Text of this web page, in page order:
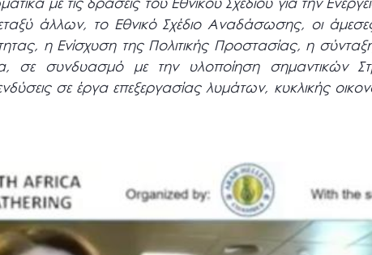
άλλων, το Εθνικό Σχέδιο Αναδάσωσης, οι
η Ενίσχυση της Πολιτικής Προστασίας, η
σε συνδυασμό με την υλοποίηση σημαντικών
σε έργα επεξεργασίας λυμάτων, κυκλικής